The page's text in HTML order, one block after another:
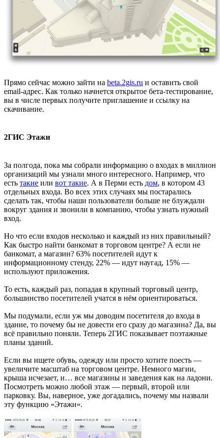
Прямо сейчас можно зайти на beta.2gis.ru и оставить свой
email-адрес. Как только начнется открытое бета-тестирование,
вы в числе первых получите приглашение и ссылку на
скачивание.
2ГИС Этажи
За полгода, пока мы собрали информацию о входах в миллион
организаций мы узнали много интересного. Например, что
есть такие или вот такие. А в Перми есть дом, в котором 43
отдельных входа. Во всех этих случаях мы постарались
сделать так, чтобы наши пользователи больше не блуждали
вокруг здания и звонили в компанию, чтобы узнать нужный
вход.
Но что если входов несколько и каждый из них правильный?
Как быстро найти банкомат в торговом центре? А если не
банкомат, а магазин? 63% посетителей идут к
информационному стенду, 22% — идут наугад, 15% —
используют приложения.
То есть, каждый раз, попадая в крупный торговый центр,
большинство посетителей учатся в нём ориентироваться.
Мы подумали, если уж мы доводим посетителя до входа в
здание, то почему бы не довести его сразу до магазина? Да, вы
всё правильно поняли. Теперь 2ГИС показывает поэтажные
планы зданий.
Если вы ищете обувь, одежду или просто хотите поесть —
увеличите масштаб на торговом центре. Немного магии,
крыша исчезает, и… все магазины и заведения как на ладони.
Посмотреть можно любой этаж — первый, второй или
парковку. Вы, наверное, уже догадались, почему мы назвали
эту функцию «Этажи».